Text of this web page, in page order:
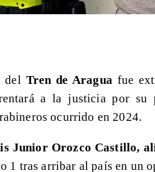
del Tren de Aragua fue
a la justicia por
ocurrido en 2024.
Junior Orozco Castillo,
1 tras arribar al país en un